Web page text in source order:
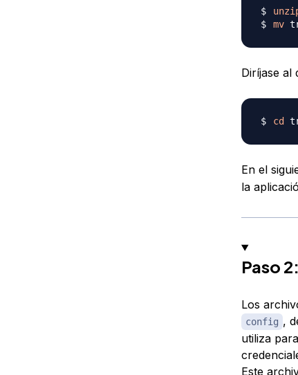
mv
Diríjase al
cd
En el
la
Paso
Los
config ,
utiliza
Este